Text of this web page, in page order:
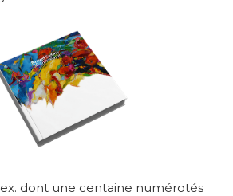
dont une centaine numérotés